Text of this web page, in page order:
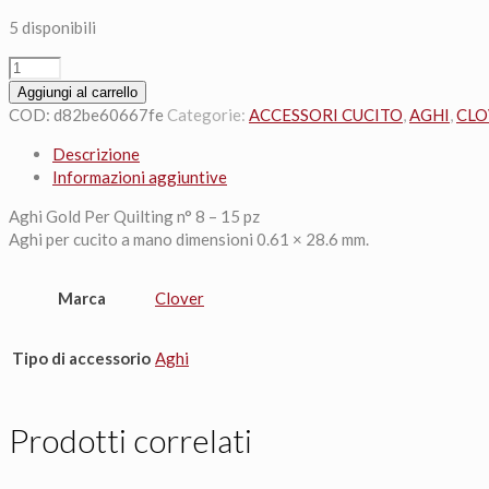
3,15 €.
5 disponibili
Clover
496/08
Aghi
Quilting
8
-
Aggiungi al carrello
COD: d82be60667fe Categorie: ACCESSORI CUCITO,AGHI,
Descrizione
Informazioni aggiuntive
Aghi Gold Per Quilting n° 8 – 15 pz
Aghi per cucito a mano dimensioni 0.61 × 28.6 mm.
Marca Clover
Tipo di accessorio Aghi
Prodotti correlati